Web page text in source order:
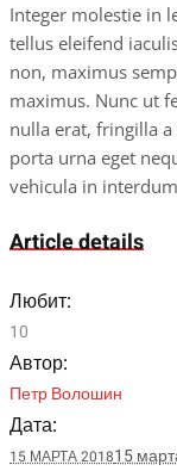
Integer molestie in
tellus eleifend
non, maximus
maximus. Nunc ut
nulla erat, fringilla
porta urna eget
vehicula in
Article details
Любит:
10
Автор:
Петр Волошин
Дата:
15 МАРТА 201815